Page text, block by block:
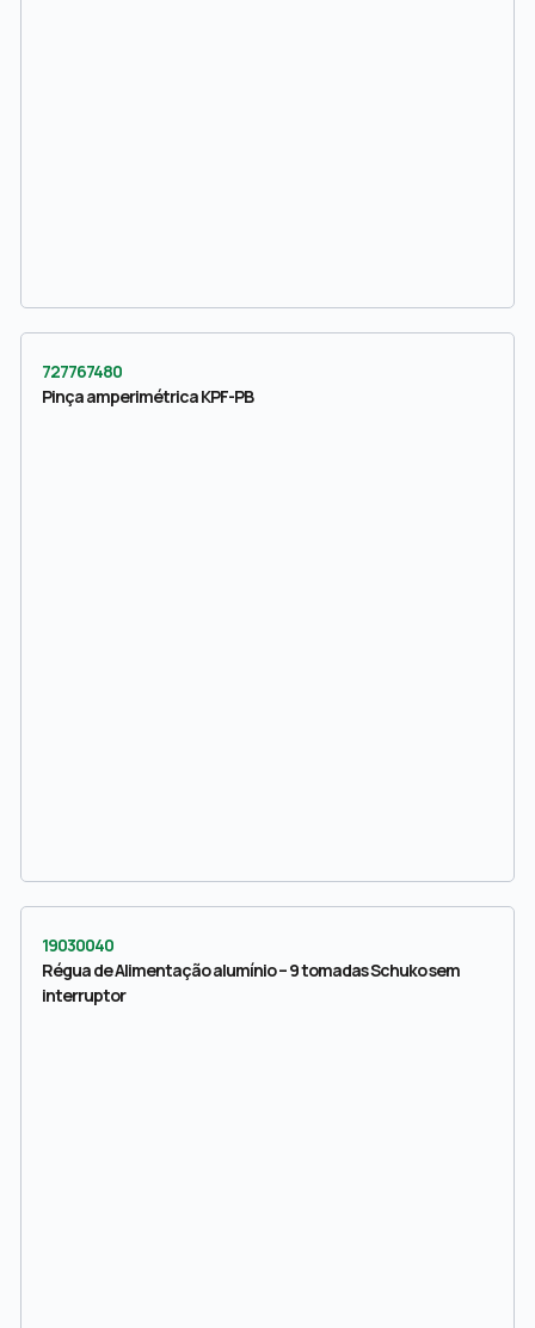
727767480
Pinça amperimétrica KPF-PB
19030040
Régua de Alimentação alumínio – 9 tomadas Schuko sem
interruptor